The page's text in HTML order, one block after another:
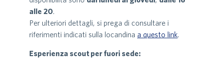
alle 20.
Per ulteriori dettagli, si prega di consultare i
riferimenti indicati sulla locandina a questo link.
Esperienza scout per fuori sede: